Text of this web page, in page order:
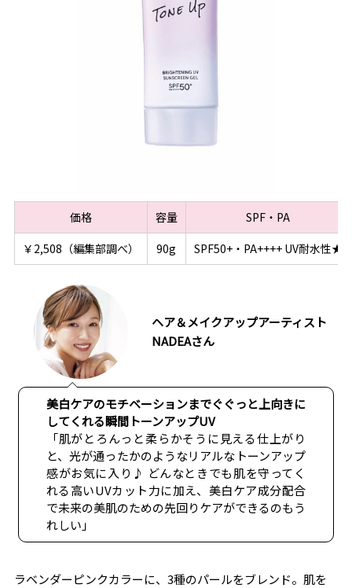
価格 容量
SPF・PA
￥2,508（編集部調べ）
90g SPF50+・PA++++ UV耐水性★
ヘア＆メイクアップアーティスト
NADEAさん
美白ケアのモチベーションまでぐぐっと上向きに
してくれる瞬間トーンアップUV
「肌がとろんっと柔らかそうに見える仕上がり
と、光が通ったかのようなリアルなトーンアップ
感がお気に入り♪ どんなときでも肌を守ってく
れる高いUVカット力に加え、美白ケア成分配合
で未来の美肌のための先回りケアができるのもう
れしい」
ラベンダーピンクカラーに、3種のパールをブレンド。肌を